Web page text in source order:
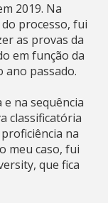
2019. Na
processo, fui
as provas da
em função da
ano passado.
na sequência
classificatória
na
meu caso, fui
que fica